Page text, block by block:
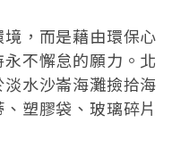
，而是藉由環保心
不懈怠的願力。北
水沙崙海灘撿拾海
塑膠袋、玻璃碎片